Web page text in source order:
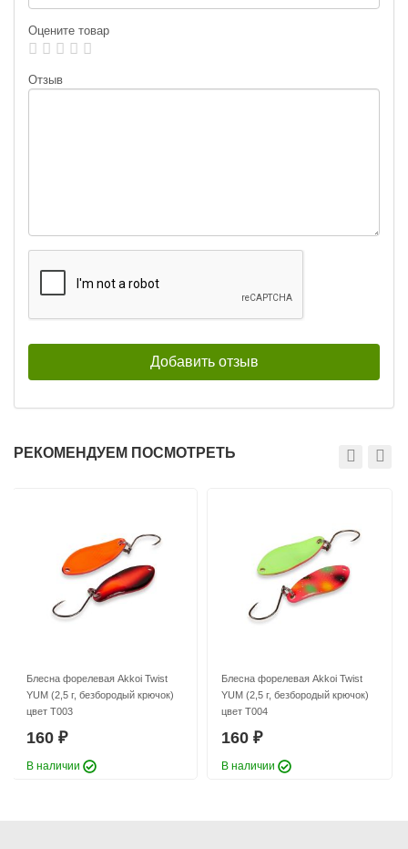
Блесна форелевая Akkoi Twist
T051
160
Блесна форелевая Akkoi Twist
T053
Вес приманки:
YUM (3 г, безбородый крючок) цвет
T045
YUM (3 г, безбородый крючок) цвет
Вес приманки:3 г
YUM (3 г, безбородый крючок) цвет
Вес приманки:3 г
Блесна форелевая Akkoi Twist
Блесна форелевая Akkoi Twist
Оцените товар
Отзыв
РЕКОМЕНДУЕМ ПОСМОТРЕТЬ
Блесна форелевая Akkoi Twist
YUM (2,5 г, безбородый крючок)
цвет T003
160 ₽
В наличии
Блесна форелевая Akkoi Twist
YUM (2,5 г, безбородый крючок)
цвет T004
160 ₽
В наличии